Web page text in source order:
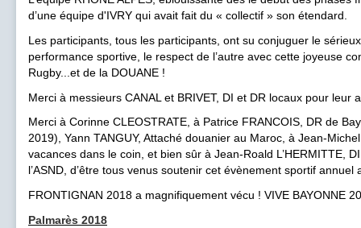
d’une équipe d'IVRY qui avait fait du « collectif » son étendard.
Les participants, tous les participants, ont su conjuguer le
performance sportive, le respect de l’autre avec cette joyeuse
Rugby...et de la DOUANE !
Merci à messieurs CANAL et BRIVET, DI et DR locaux pour leur
Merci à Corinne CLEOSTRATE, à Patrice FRANCOIS, DR de
2019), Yann TANGUY, Attaché douanier au Maroc, à Jean-
vacances dans le coin, et bien sûr à Jean-Roald L’HERMITTE,
l’ASND, d’être tous venus soutenir cet évènement sportif annuel
FRONTIGNAN 2018 a magnifiquement vécu ! VIVE BAYONNE
Palmarès 2018